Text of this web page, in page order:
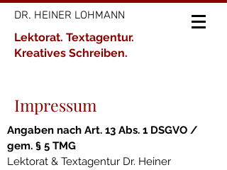
DR. HEINER LOHMANN
Lektorat. Textagentur.
Kreatives Schreiben.
Impressum
Angaben nach Art. 13 Abs. 1 DSGVO /
gem. § 5 TMG
Lektorat & Textagentur Dr. Heiner